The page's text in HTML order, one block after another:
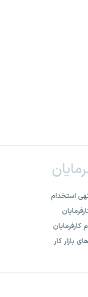
استخدام
کارفرمایان
بازار کار